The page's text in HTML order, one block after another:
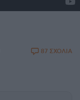
87 ΣΧΟΛΙΑ